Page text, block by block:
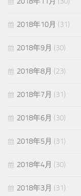
2018年10月 (31)
2018年9月 (30)
2018年8月 (23)
2018年7月 (31)
2018年6月 (30)
2018年5月 (31)
2018年4月 (30)
2018年3月 (31)